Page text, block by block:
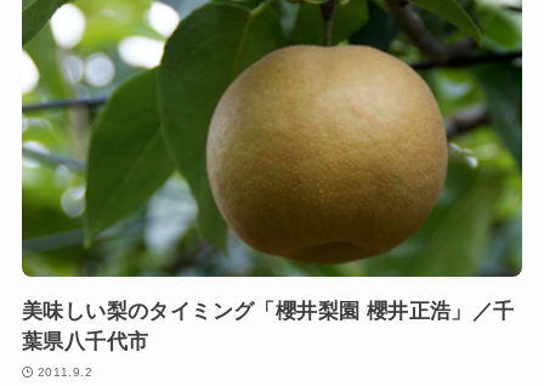
美味しい梨のタイミング「櫻井梨園 櫻井正浩」／千
葉県八千代市
2011.9.2